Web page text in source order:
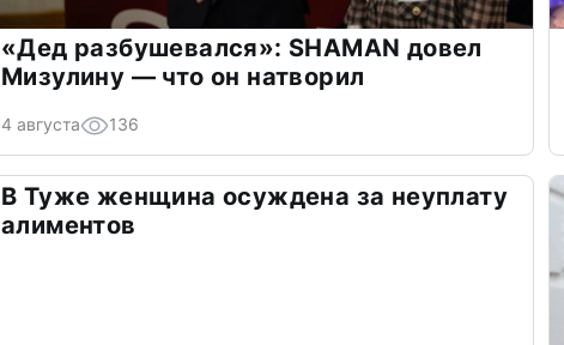
«Дед разбушевался»: SHAMAN довел
Мизулину — что он натворил
4 августа 136
В Туже женщина осуждена за неуплату
алиментов